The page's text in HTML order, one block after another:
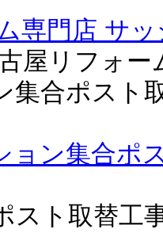
専門店 サ
屋リフォ
合ポスト
ン集合ポ
スト取替